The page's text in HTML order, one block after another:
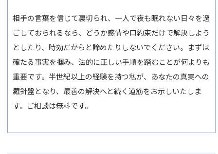
相手の言葉を信じて裏切られ、一人で夜も眠れない日々を過
ごしておられるなら、どうか感情や口約束だけで解決しよう
としたり、時効だからと諦めたりしないでください。まずは
確たる事実を掴み、法的に正しい手順を踏むことが何よりも
重要です。半世紀以上の経験を持つ私が、あなたの真実への
羅針盤となり、最善の解決へと続く道筋をお示しいたしま
す。ご相談は無料です。